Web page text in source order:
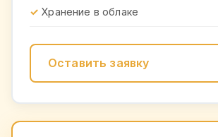
Хранение в облаке
Оставить заявку